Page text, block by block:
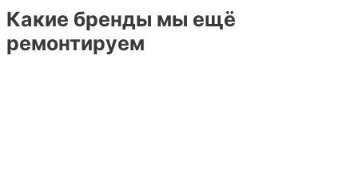
Какие бренды мы ещё
ремонтируем